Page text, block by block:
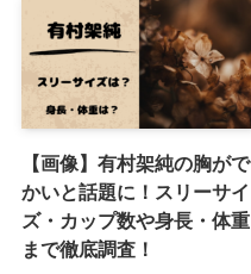
【画像】有村架純の胸がで
かいと話題に！スリーサイ
ズ・カップ数や身長・体重
まで徹底調査！